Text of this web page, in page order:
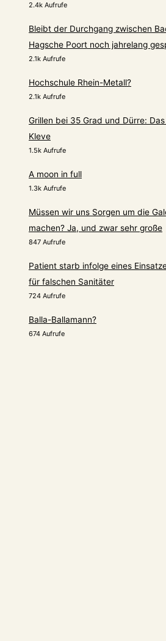
2.4k Aufrufe
Bleibt der Durchgang zwischen
Hagsche Poort noch jahrelang
2.1k Aufrufe
Hochschule Rhein-Metall?
2.1k Aufrufe
Grillen bei 35 Grad und Dürre:
Kleve
1.5k Aufrufe
A moon in full
1.3k Aufrufe
Müssen wir uns Sorgen um die
machen? Ja, und zwar sehr große
847 Aufrufe
Patient starb infolge eines
für falschen Sanitäter
724 Aufrufe
Balla-Ballamann?
674 Aufrufe